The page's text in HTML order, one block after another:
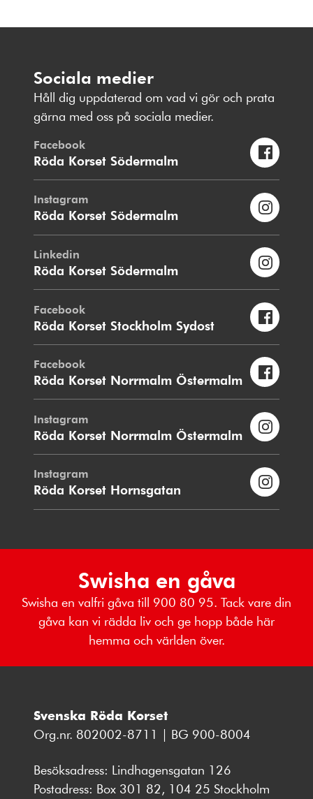
Sociala medier
Håll dig uppdaterad om vad vi gör och prata
gärna med oss på sociala medier.
Facebook
Röda Korset Södermalm
Instagram
Röda Korset Södermalm
Linkedin
Röda Korset Södermalm
Facebook
Röda Korset Stockholm Sydost
Facebook
Röda Korset Norrmalm Östermalm
Instagram
Röda Korset Norrmalm Östermalm
Instagram
Röda Korset Hornsgatan
Swisha en gåva
Swisha en valfri gåva till 900 80 95. Tack vare din
gåva kan vi rädda liv och ge hopp både här
hemma och världen över.
Svenska Röda Korset
Org.nr. 802002-8711 | BG 900-8004
Besöksadress: Lindhagensgatan 126
Postadress: Box 301 82, 104 25 Stockholm